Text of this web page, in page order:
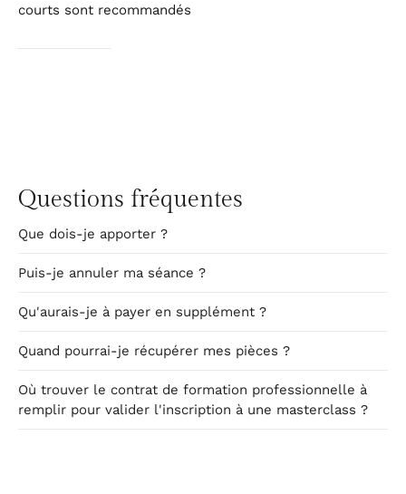
courts sont recommandés
Questions fréquentes
Que dois-je apporter ?
Puis-je annuler ma séance ?
Qu'aurais-je à payer en supplément ?
Quand pourrai-je récupérer mes pièces ?
Où trouver le contrat de formation professionnelle à
remplir pour valider l'inscription à une masterclass ?